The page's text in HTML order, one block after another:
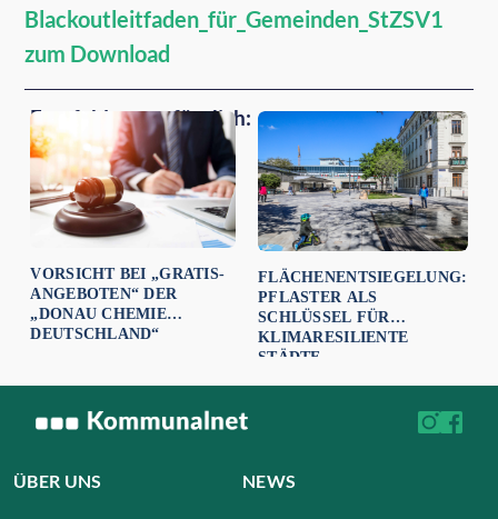
Blackoutleitfaden_für_Gemeinden_StZSV1
zum Download
Empfehlungen für dich:
VORSICHT BEI „GRATIS-
ANGEBOTEN“ DER
„DONAU CHEMIE
DEUTSCHLAND“
FLÄCHENENTSIEGELUNG:
PFLASTER ALS
SCHLÜSSEL FÜR
KLIMARESILIENTE
STÄDTE
ÜBER UNS NEWS